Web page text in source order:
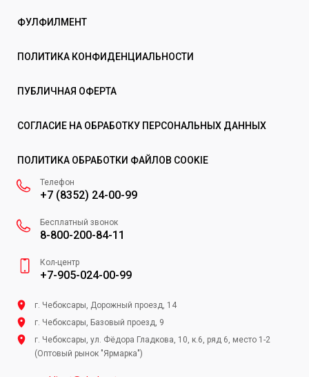
ФУЛФИЛМЕНТ
ПОЛИТИКА КОНФИДЕНЦИАЛЬНОСТИ
ПУБЛИЧНАЯ ОФЕРТА
СОГЛАСИЕ НА ОБРАБОТКУ ПЕРСОНАЛЬНЫХ ДАННЫХ
ПОЛИТИКА ОБРАБОТКИ ФАЙЛОВ COOKIE
Телефон
+7 (8352) 24-00-99
Бесплатный звонок
8-800-200-84-11
Кол-центр
+7-905-024-00-99
г. Чебоксары, Дорожный проезд, 14
г. Чебоксары, Базовый проезд, 9
г. Чебоксары, ул. Фёдора Гладкова, 10, к.6, ряд 6, место 1-2
(Оптовый рынок "Ярмарка")